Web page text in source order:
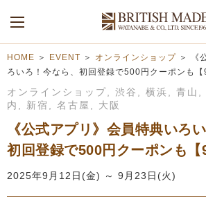
ALL MEN
HOME ＞ EVENT ＞ オンラインショップ ＞
《
ろいろ！今なら、初回登録で500円クーポンも【
オンラインショップ 渋谷 横浜 青山
内
新宿 名古屋 大阪
《公式アプリ》会員特典いろ
初回登録で500円クーポンも【
2025年9月12日(金) ～ 9月23日(火)